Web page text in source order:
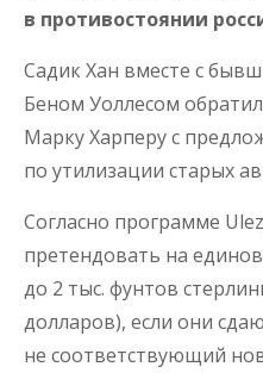
в противостоянии
Садик Хан вместе с
Беном Уоллесом
Марку Харперу с
по утилизации старых
Согласно программе
претендовать на
до 2 тыс. фунтов
долларов), если они
не соответствующий